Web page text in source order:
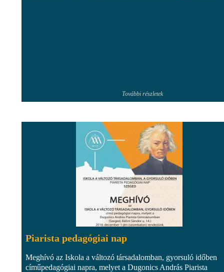
További részletek
Piarista pedagógiai nap
Meghívó az Iskola a változó társadalomban, gyorsuló időben
címűpedagógiai napra, melyet a Dugonics András Piarista